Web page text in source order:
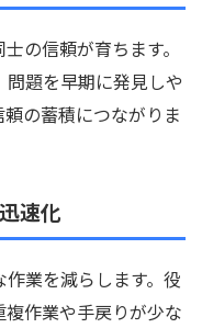
の信頼が育ちます。
題を早期に発見しや
の蓄積につながりま
速化
業を減らします。役
作業や手戻りが少な